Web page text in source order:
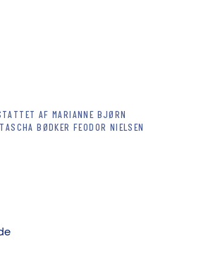
AF MARIANNE BJØRN
BØDKER FEODOR NIELSEN